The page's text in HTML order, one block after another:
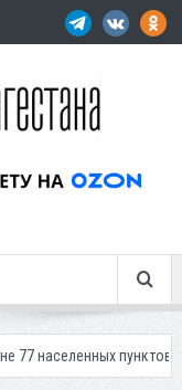
остались без